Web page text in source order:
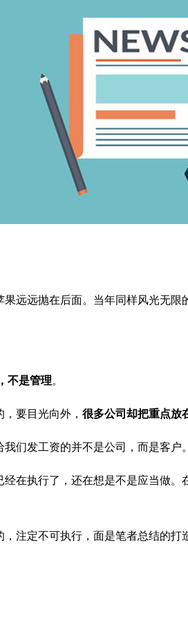
远远抛在后面。当年同样风光无限
不是管理。
要目光向外， 很多公司却把重点放
们发工资的并不是公司，而是客户。
在执行了，还在想是不是应当做。
，注定不可执行，面是笔者总结的打